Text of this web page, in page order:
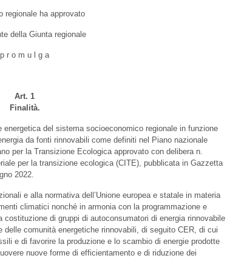
regionale ha approvato
della Giunta regionale
p r o m u l g a
Art. 1
Finalità.
del sistema socioeconomico regionale in funzione
da fonti rinnovabili come definiti nel Piano nazionale
per la Transizione Ecologica approvato con delibera n.
per la transizione ecologica (CITE), pubblicata in Gazzetta
2022.
e alla normativa dell’Unione europea e statale in materia
climatici nonché in armonia con la programmazione e
di gruppi di autoconsumatori di energia rinnovabile
comunità energetiche rinnovabili, di seguito CER, di cui
e di favorire la produzione e lo scambio di energie prodotte
nuove forme di efficientamento e di riduzione dei